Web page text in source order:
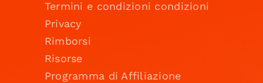
Termini e condizioni condizioni
Privacy
Rimborsi
Risorse
Programma di Affiliazione